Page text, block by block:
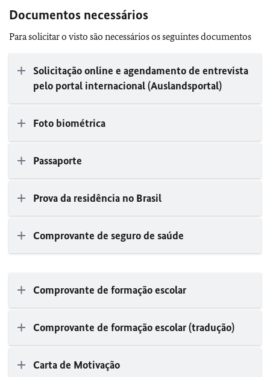
Documentos necessários
Para solicitar o visto são necessários os seguintes documentos
Solicitação online e agendamento de entrevista
pelo portal internacional (Auslandsportal)
Foto biométrica
Passaporte
Prova da residência no Brasil
Comprovante de seguro de saúde
Comprovante de formação escolar
Comprovante de formação escolar (tradução)
Carta de Motivação